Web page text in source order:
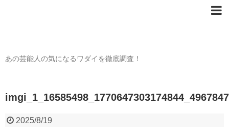
あの芸能人の気になるワダイを徹底調査！
2025/8/19